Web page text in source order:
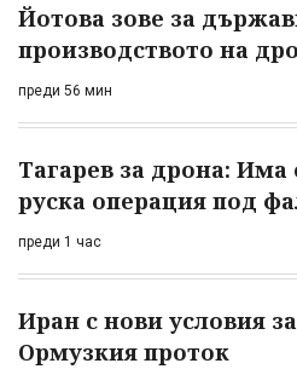
Йотова зове за
производството на
преди 56 мин
Тагарев за дрона:
руска операция под
преди 1 час
Иран с нови условия
Ормузкия проток